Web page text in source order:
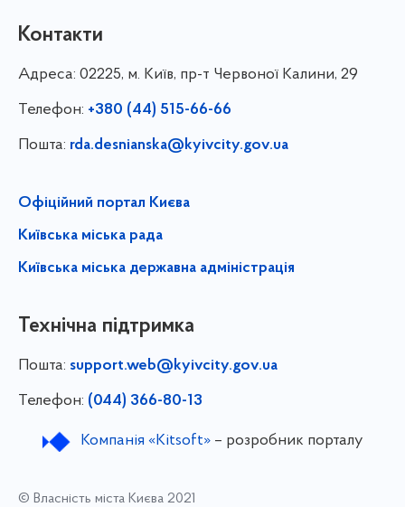
Контакти
Адреса: 02225, м. Київ, пр-т Червоної Калини, 29
Телефон: +380 (44) 515-66-66
Пошта: rda.desnianska@kyivcity.gov.ua
Офіційний портал Києва
Київська міська рада
Київська міська державна адміністрація
Технічна підтримка
Пошта: support.web@kyivcity.gov.ua
Телефон: (044) 366-80-13
Компанія «Kitsoft»– розробник порталу
© Власність міста Києва 2021